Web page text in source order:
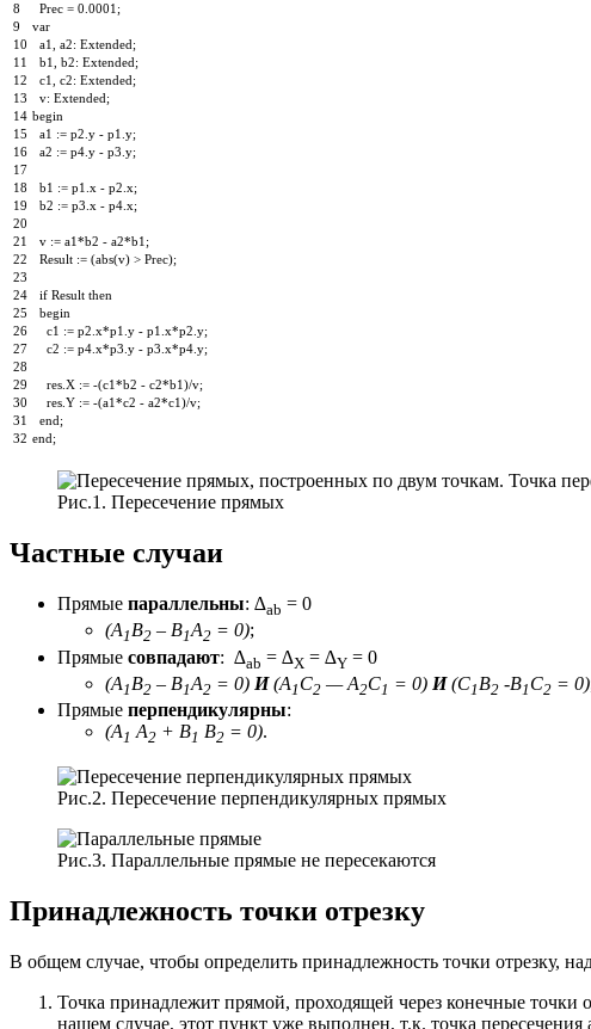
8
9
10
11
12
13
14
15
16
17
18
19
20
21
22
23
24
25
26
27
28
29
30
31
32
Prec = 0.0001 ;
var
a1
a2: Extended ;
b1
b2: Extended ;
c1
c2: Extended ;
v: Extended ;
begin
a1 := p2 y - p1 y;
a2 := p4 y - p3 y;
b1 := p1 x - p2 x;
b2 := p3 x - p4 x;
v := a1 *b2 - a2*b1 ;
Result := (abs(v) > Prec);
if Result then
begin
c1 := p2 x*p1 y - p1 x*p2 y;
c2 := p4 x*p3 y - p3 x*p4 y;
res X := -(c1 *b2 - c2*b1 )/v;
res Y := -(a1 *c2 - a2*c1 )/v;
end ;
end ;
Рис.1. Пересечение прямых
Частные случаи
Прямые параллельны: ∆ab = 0
(A1 B2 – B1A2 = 0);
Прямые совпадают: ∆ab = ∆X = ∆Y = 0
(A1 B2 – B1A2 = 0) И(A1 C2 — A2C1 = 0) И(C1 B2 -B1 C2 = 0)
Прямые перпендикулярны:
(A1 A2 + B1 B2 = 0).
Рис.2. Пересечение перпендикулярных прямых
Рис.3. Параллельные прямые не пересекаются
Принадлежность точки отрезку
В общем случае, чтобы определить принадлежность точки отрезку,
Точка принадлежит прямой, проходящей через конечные точки
нашем случае, этот пункт уже выполнен, т.к. точка